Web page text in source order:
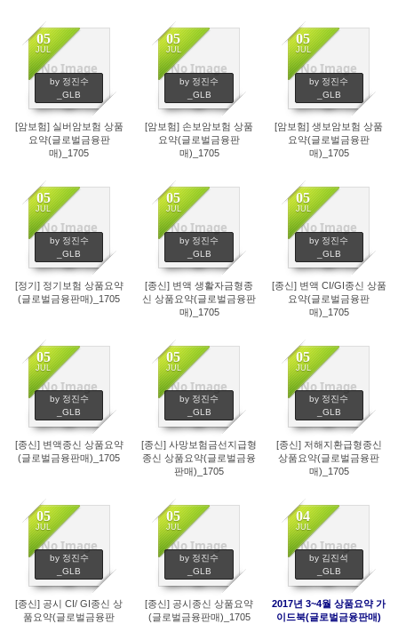
No Image
05
JUL
by 정진수
_GLB
10
[암보험] 실버암보험 상품
요약(글로벌금융판
매)_1705
No Image
05
JUL
by 정진수
_GLB
12
[암보험] 손보암보험 상품
요약(글로벌금융판
매)_1705
No Image
05
JUL
by 정진수
_GLB
7
[암보험] 생보암보험 상품
요약(글로벌금융판
매)_1705
No Image
05
JUL
by 정진수
_GLB
12
[정기] 정기보험 상품요약
(글로벌금융판매)_1705
No Image
05
JUL
by 정진수
_GLB
4
[종신] 변액 생활자금형종
신 상품요약(글로벌금융판
매)_1705
No Image
05
JUL
by 정진수
_GLB
5
[종신] 변액 CI/GI종신 상품
요약(글로벌금융판
매)_1705
No Image
05
JUL
by 정진수
_GLB
5
[종신] 변액종신 상품요약
(글로벌금융판매)_1705
No Image
05
JUL
by 정진수
_GLB
5
[종신] 사망보험금선지급형
종신 상품요약(글로벌금융
판매)_1705
No Image
05
JUL
by 정진수
_GLB
8
[종신] 저해지환급형종신
상품요약(글로벌금융판
매)_1705
No Image
05
JUL
by 정진수
_GLB
10
[종신] 공시 CI/ GI종신 상
품요약(글로벌금융판
No Image
05
JUL
by 정진수
_GLB
11
[종신] 공시종신 상품요약
(글로벌금융판매)_1705
No Image
04
JUL
by 김진석
_GLB
20
2017년 3~4월 상품요약 가
이드북(글로벌금융판매)